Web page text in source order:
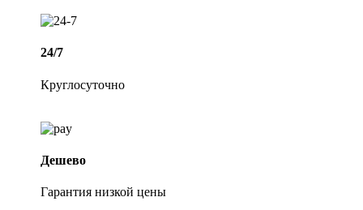
24/7
Круглосуточно
Дешево
Гарантия низкой цены